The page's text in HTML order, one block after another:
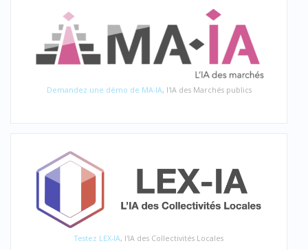
Demandez une démo de MA-IA, l'IA des Marchés publics
Testez LEX-IA, l'IA des Collectivités Locales